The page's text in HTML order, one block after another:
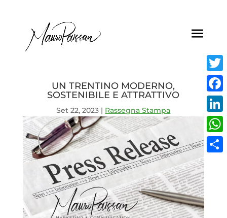
UN TRENTINO MODERNO,
SOSTENIBILE E ATTRATTIVO
Set 22, 2023 | Rassegna Stampa